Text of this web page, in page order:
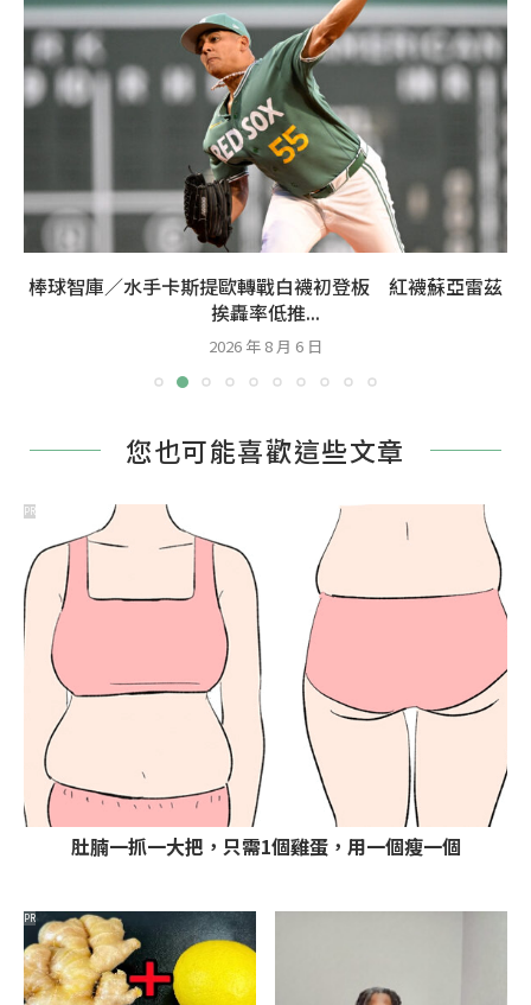
棒球智庫／水手卡斯提歐轉戰白襪初登板 紅襪蘇亞雷茲
挨轟率低推...
2026 年 8 月 6 日
您也可能喜歡這些文章
肚腩一抓一大把，只需1個雞蛋，用一個瘦一個
PR
PR